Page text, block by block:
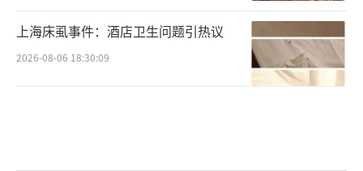
上海床虱事件：酒店卫生问题引热议
2026-08-06 18:30:09